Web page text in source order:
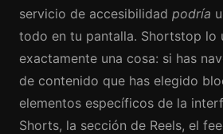
servicio de accesibilidad podría
todo en tu pantalla. Shortstop lo
exactamente una cosa: si has
de contenido que has elegido
elementos específicos de la
Shorts, la sección de Reels, el